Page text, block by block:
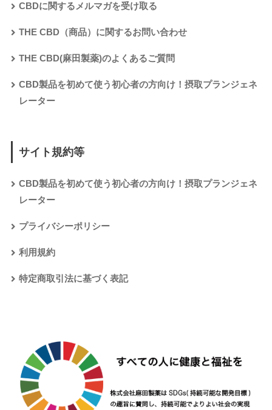
CBDに関するメルマガを受け取る
THE CBD（商品）に関するお問い合わせ
THE CBD(麻田製薬)のよくあるご質問
CBD製品を初めて使う初心者の方向け！摂取プランジェネ
レーター
サイト規約等
CBD製品を初めて使う初心者の方向け！摂取プランジェネ
レーター
プライバシーポリシー
利用規約
特定商取引法に基づく表記